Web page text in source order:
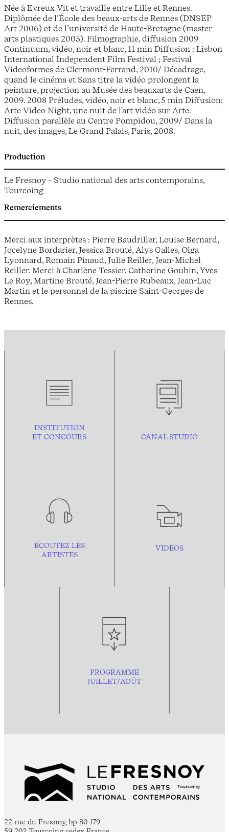
Née à Evreux Vit et travaille entre Lille et Rennes.
Diplômée de l’École des beaux-arts de Rennes (DNSEP
Art 2006) et de l’université de Haute-Bretagne (master
arts plastiques 2005). Filmographie, diffusion 2009
Continuum, vidéo, noir et blanc, 11 min Diffusion : Lisbon
International Independent Film Festival ; Festival
Videoformes de Clermont-Ferrand, 2010/ Décadrage,
quand le cinéma et Sans titre la vidéo prolongent la
peinture, projection au Musée des beauxarts de Caen,
2009. 2008 Préludes, vidéo, noir et blanc, 5 min Diffusion:
Arte Video Night, une nuit de l'art vidéo sur Arte.
Diffusion parallèle au Centre Pompidou, 2009/ Dans la
nuit, des images, Le Grand Palais, Paris, 2008.
Production
Le Fresnoy - Studio national des arts contemporains,
Tourcoing
Remerciements
Merci aux interprètes : Pierre Baudriller, Louise Bernard,
Jocelyne Bordarier, Jessica Brouté, Alys Galles, Olga
Lyonnard, Romain Pinaud, Julie Reiller, Jean-Michel
Reiller. Merci à Charlène Tessier, Catherine Goubin, Yves
Le Roy, Martine Brouté, Jean-Pierre Rubeaux, Jean-Luc
Martin et le personnel de la piscine Saint-Georges de
Rennes.
INSTITUTION
ET CONCOURS
CANAL STUDIO
ÉCOUTEZ LES
ARTISTES
VIDÉOS
PROGRAMME
JUILLET/AOÛT
22 rue du Fresnoy, bp 80 179